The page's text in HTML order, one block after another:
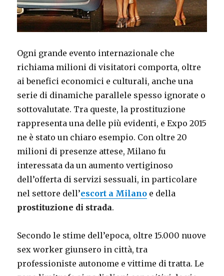
Ogni grande evento internazionale che
richiama milioni di visitatori comporta, oltre
ai benefici economici e culturali, anche una
serie di dinamiche parallele spesso ignorate o
sottovalutate. Tra queste, la prostituzione
rappresenta una delle più evidenti, e Expo 2015
ne è stato un chiaro esempio. Con oltre 20
milioni di presenze attese, Milano fu
interessata da un aumento vertiginoso
dell’offerta di servizi sessuali, in particolare
nel settore dell’escort a Milano e della
prostituzione di strada.
Secondo le stime dell’epoca, oltre 15.000 nuove
sex worker giunsero in città, tra
professioniste autonome e vittime di tratta. Le